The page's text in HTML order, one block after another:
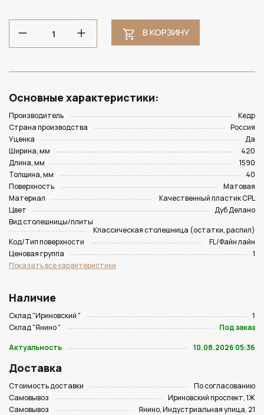
В КОРЗИНУ
Основные характеристики:
Производитель
Кедр
Страна производства
Россия
Уценка
Да
Ширина, мм
420
Длина, мм
1590
Толщина, мм
40
Поверхность
Матовая
Материал
Качественный пластик CPL
Цвет
Дуб Делано
Вид столешницы/плиты
Классическая столешница (остатки, распил)
Код/Тип поверхности
FL/Файн лайн
Ценовая группа
1
Показать все характеристики
Наличие
Склад "Ириновский "
1
Склад "Янино "
Под заказ
Актуальность
10.08.2026 05:36
Доставка
Стоимость доставки
По согласованию
Самовывоз
Ириновский проспект, 1Ж
Самовывоз
Янино, Индустриальная улица, 21